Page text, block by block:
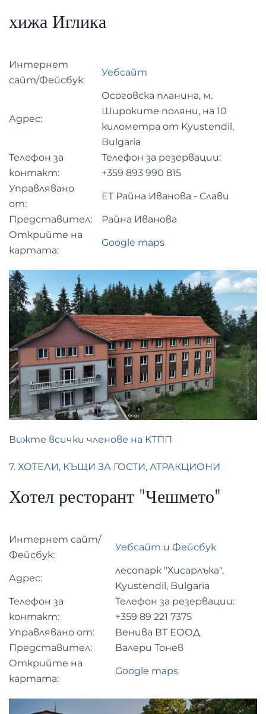
хижа Иглика
Интернет
сайт/Фейсбук:
Уебсайт
Адрес:
Осоговска планина, м.
Широките поляни, на 10
километра от Kyustendil,
Bulgaria
Телефон за
контакт:
Телефон за резервации:
+359 893 990 815
Управлявано
от:
ЕТ Райна Иванова - Слави
Представител:
Райна Иванова
Открийте на
картата:
Google maps
Вижте всички членове на КТПП
7. ХОТЕЛИ, КЪЩИ ЗА ГОСТИ, АТРАКЦИОНИ
Хотел ресторант "Чешмето"
Интернет сайт/
Фейсбук:
Уебсайт и Фейсбук
Адрес:
лесопарк "Хисарлъка",
Kyustendil, Bulgaria
Телефон за
контакт:
Телефон за резервации:
+359 89 221 7375
Управлявано от:
Венива ВТ ЕООД
Представител:
Валери Тонев
Открийте на
картата:
Google maps